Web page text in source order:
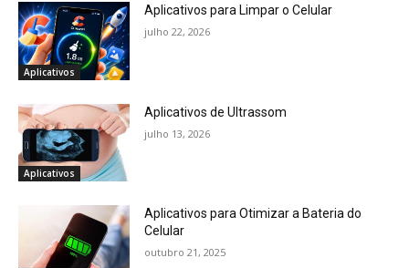
Aplicativos
Aplicativos para Limpar o Celular
julho 22, 2026
Aplicativos
Aplicativos de Ultrassom
julho 13, 2026
Aplicativos para Otimizar a Bateria do
Celular
outubro 21, 2025